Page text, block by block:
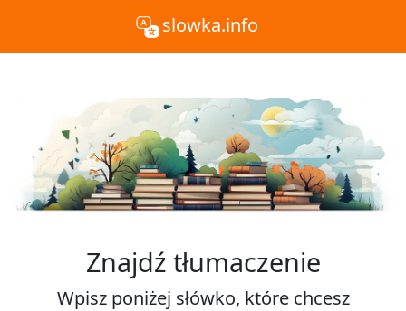
slowka.info
Znajdź tłumaczenie
Wpisz poniżej słówko, które chcesz